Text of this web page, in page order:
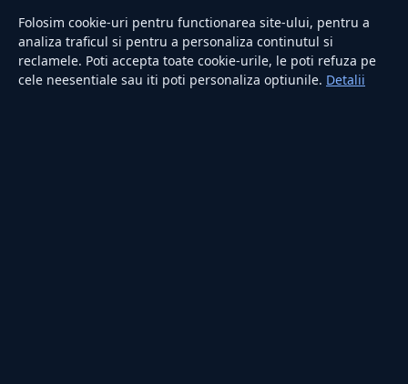
Sănătate
Utile
RUBRICI
Folosim cookie-uri pentru functionarea site-ului, pentru a
analiza traficul si pentru a personaliza continutul si
reclamele. Poti accepta toate cookie-urile, le poti refuza pe
cele neesentiale sau iti poti personaliza optiunile. Detalii